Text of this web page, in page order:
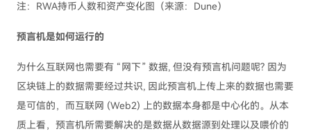
注：RWA持币人数和资产变化图（来源：Dune）
预言机是如何运行的
为什么互联网也需要有 “网下” 数据, 但没有预言机问题呢? 因为
区块链上的数据需要经过共识, 因此预言机上传上来的数据也需要
是可信的，而互联网 (Web2) 上的数据本身都是中心化的。从本
质上看，预言机所需要解决的是数据从数据源到处理以及喂价的